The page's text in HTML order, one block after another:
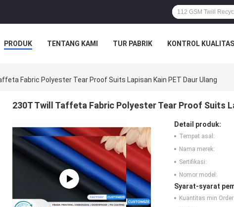
PRODUK TENTANG KAMI TUR PABRIK KONTROL KUALITAS
Fabric Polyester Tear Proof Suits Lapisan Kain PET Daur Ulang
230T Twill Taffeta Fabric Polyester Tear Proof Suits
Detail produk:
Tempat asal:
Nama merek:
Sertifikasi:
Nomor model:
Syarat-syarat
Kuantitas min Order: